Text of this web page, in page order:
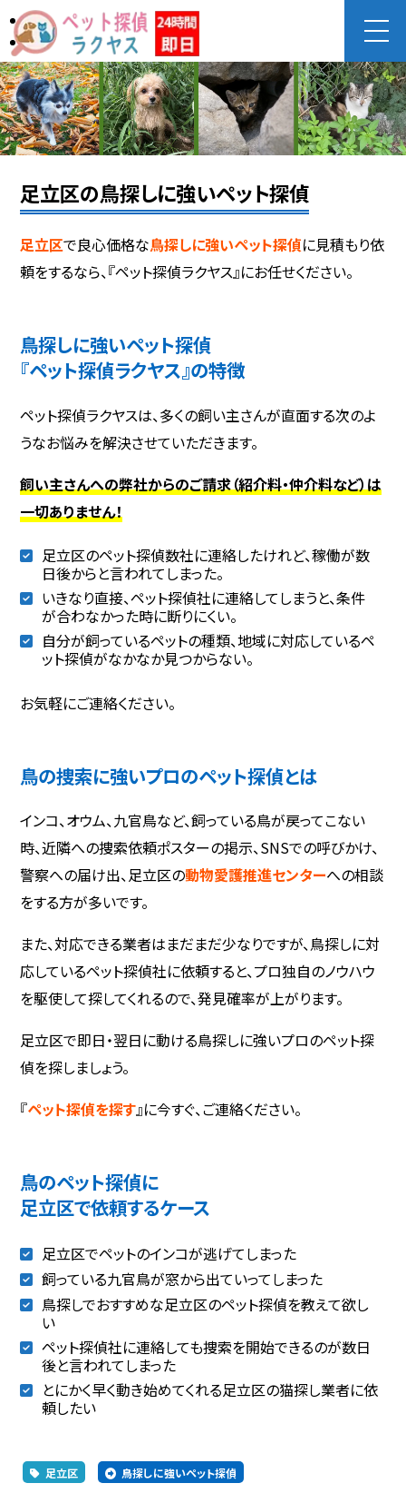
足立区の鳥探しに強いペット探偵
足立区で良心価格な鳥探しに強いペット探偵に見積もり依
頼をするなら、『ペット探偵ラクヤス』にお任せください。
鳥探しに強いペット探偵
『ペット探偵ラクヤス』の特徴
ペット探偵ラクヤスは、多くの飼い主さんが直面する次のよ
うなお悩みを解決させていただきます。
飼い主さんへの弊社からのご請求（紹介料・仲介料など）は
一切ありません！
足立区のペット探偵数社に連絡したけれど、稼働が数
日後からと言われてしまった。
いきなり直接、ペット探偵社に連絡してしまうと、条件
が合わなかった時に断りにくい。
自分が飼っているペットの種類、地域に対応しているペ
ット探偵がなかなか見つからない。
お気軽にご連絡ください。
鳥の捜索に強いプロのペット探偵とは
インコ、オウム、九官鳥など、飼っている鳥が戻ってこない
時、近隣への捜索依頼ポスターの掲示、SNSでの呼びかけ、
警察への届け出、足立区の動物愛護推進センターへの相談
をする方が多いです。
また、対応できる業者はまだまだ少なりですが、鳥探しに対
応しているペット探偵社に依頼すると、プロ独自のノウハウ
を駆使して探してくれるので、発見確率が上がります。
足立区で即日・翌日に動ける鳥探しに強いプロのペット探
偵を探しましょう。
『ペット探偵を探す』に今すぐ、ご連絡ください。
鳥のペット探偵に
足立区で依頼するケース
足立区でペットのインコが逃げてしまった
飼っている九官鳥が窓から出ていってしまった
鳥探しでおすすめな足立区のペット探偵を教えて欲し
い
ペット探偵社に連絡しても捜索を開始できるのが数日
後と言われてしまった
とにかく早く動き始めてくれる足立区の猫探し業者に依
頼したい
足立区 鳥探しに強いペット探偵